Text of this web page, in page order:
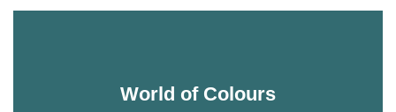
World of Colours